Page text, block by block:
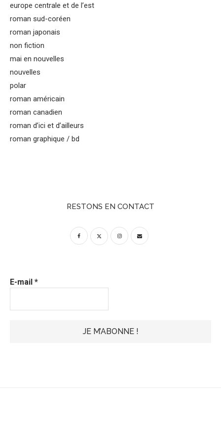
europe centrale et de l’est
roman sud-coréen
roman japonais
non fiction
mai en nouvelles
nouvelles
polar
roman américain
roman canadien
roman d’ici et d’ailleurs
roman graphique / bd
RESTONS EN CONTACT
E-mail *